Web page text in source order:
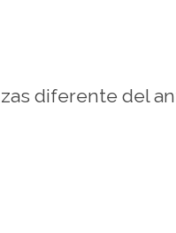
diferente del